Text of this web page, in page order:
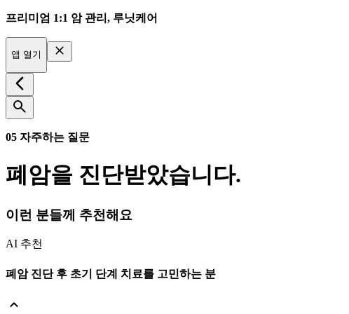
프리미엄 1:1 암 관리, 루닛케어
앱 열기
05 자주하는 질문
폐암을 진단받았습니다.
이런 분들께 추천해요
AI 추천
폐암 진단 후 초기 단계 치료를 고민하는 분